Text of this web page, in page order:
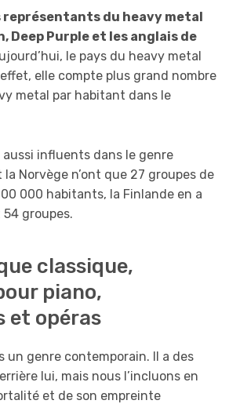
représentants du heavy metal
Deep Purple et les anglais de
le pays du heavy metal
elle compte plus grand nombre
metal par habitant dans le
aussi influents dans le genre
Norvège n’ont que 27 groupes de
000 habitants, la Finlande en a
groupes.
classique,
piano,
et opéras
un genre contemporain. Il a des
lui, mais nous l’incluons en
et de son empreinte